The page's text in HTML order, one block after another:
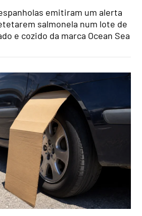
emitiram um alerta
salmonela num lote de
e cozido da marca Ocean Sea